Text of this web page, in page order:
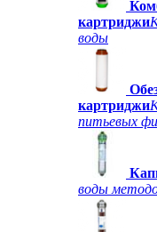
картриджи
воды
картриджи
питьевых
воды